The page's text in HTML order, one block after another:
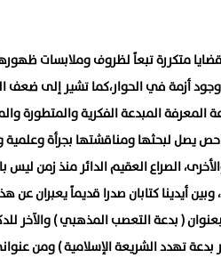
قضايا متكررة تبعاً لظروف وملابسات
أزمة في الحوار،كما تشير إلى ضعف
المعرفة المبدعة الفكرية والمتطورة
يصل لبحثها ومناقشتها بجرأة
الصراع العقيم الدائر منذ زمن ليس
وبين أيدينا كتابان صدرا قديماً يعبران
( بدعة التعصب المذهبي ) والآخر
بدعة تهدد الشريعة الإسلامية ) ومن